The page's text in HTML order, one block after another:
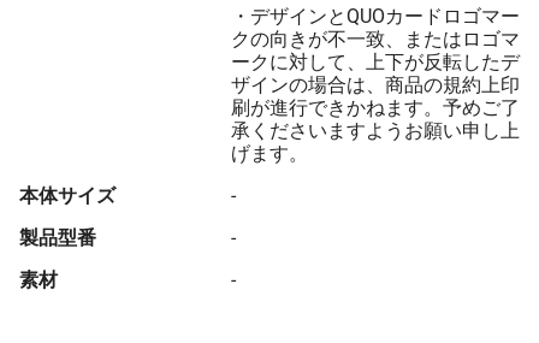
・デザインとQUOカードロゴマー
クの向きが不一致、またはロゴマ
ークに対して、上下が反転したデ
ザインの場合は、商品の規約上印
刷が進行できかねます。予めご了
承くださいますようお願い申し上
げます。
本体サイズ
-
製品型番
-
素材
-